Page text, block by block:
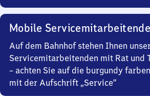
Mobile Servicemitarbeitende
Auf dem Bahnhof stehen Ihnen
Servicemitarbeitenden mit Rat und
– achten Sie auf die burgundy
mit der Aufschrift „Service“